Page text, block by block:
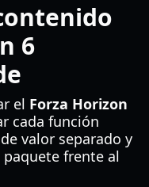
6
el Forza Horizon
cada función
valor separado y
frente al